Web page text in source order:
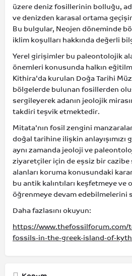
üzere deniz fosillerinin bolluğu,
ve denizden karasal ortama
Bu bulgular, Neojen döneminde
iklim koşulları hakkında değerli
Yerel girişimler bu paleontolojik
önemleri konusunda halkın
Kithira'da kurulan Doğa Tarihi
bölgelerde bulunan fosillerden
sergileyerek adanın jeolojik
takdiri teşvik etmektedir.
Mitata'nın fosil zengini
doğal tarihine ilişkin anlayışımızı
aynı zamanda jeoloji ve
ziyaretçiler için de eşsiz bir
alanları koruma konusundaki
bu antik kalıntıları keşfetmeye ve
öğrenmeye devam edebilmelerini
Daha fazlasını okuyun:
https://www.thefossilforum.com/
fossils-in-the-greek-island-of-